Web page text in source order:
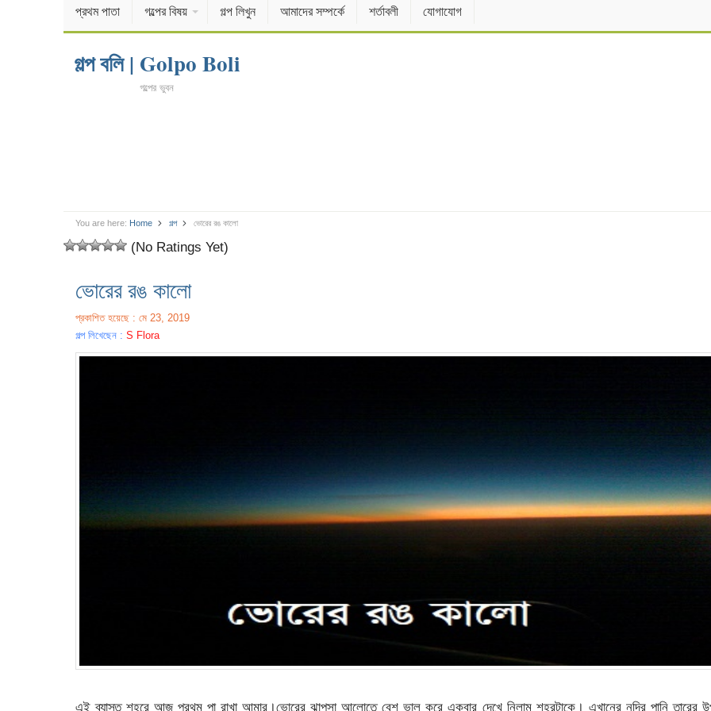
প্রথম পাতা গল্পের বিষয় গল্প লিখুন আমাদের সম্পর্কে শর্তাবলী যোগাযোগ
গল্প বলি | Golpo Boli
গল্পের ভুবন
You are here: Home গল্প ভোরের রঙ কালো
(No Ratings Yet)
ভোরের রঙ কালো
প্রকাশিত হয়েছে : মে 23, 2019
গল্প লিখেছেন : S Flora
এই ব্যাস্ত শহরে আজ প্রথম পা রাখা আমার।ভোরের ঝাপসা আলোতে বেশ ভাল করে একবার দেখে নিলাম শহরটাকে। এখানের নদির পানি তারের